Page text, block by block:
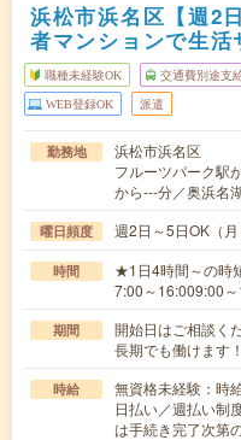
浜松市浜名区【週2
者マンションで生活
職種未経験OK 交通費別途支
WEB登録OK 派遣
勤務地
浜松市浜名区
フルーツパーク駅
から---分／奥浜名
曜日頻度 週2日～5日OK（
時間
★1日4時間～の時
7:00～16:009:00
期間
開始日はご相談
長期でも働けます！
時給
無資格未経験：
日払い／週払い制
は手続き完了次第